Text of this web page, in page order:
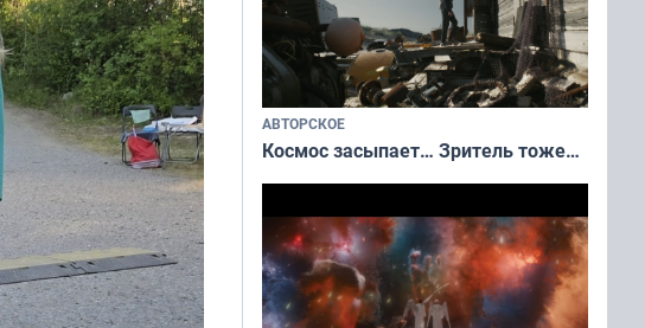
АВТОРСКОЕ
Космос засыпает… Зритель тоже…